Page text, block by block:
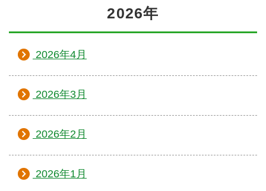
2026年
2026年4月
2026年3月
2026年2月
2026年1月